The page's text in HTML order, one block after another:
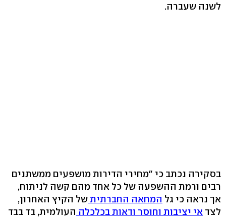
לשנה שעברה.
בסקירה נכתב כי "מחירי הדירות מושפעים ממשתנים
רבים ורמת ההשפעה של כל אחד מהם קשה לניתוח,
אך נראה כי גל המחאה החברתיתשל הקיץ האחרון,
לצד אי יציבות וחוסר ודאות בכלכלה העולמית, בד בבד